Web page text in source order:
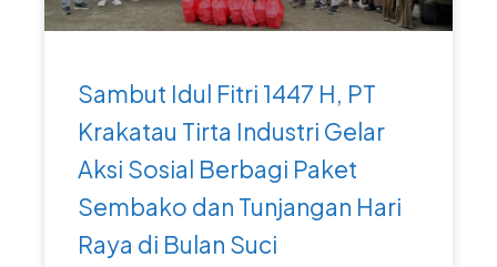
Sambut Idul Fitri 1447 H, PT
Krakatau Tirta Industri Gelar
Aksi Sosial Berbagi Paket
Sembako dan Tunjangan Hari
Raya di Bulan Suci